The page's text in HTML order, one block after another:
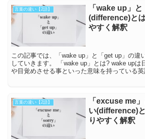
言葉の違い【2語】
「wake up」
(difference)と
やすく解釈
この記事では、「wake up」と「get up」の違
していきます。 「wake up」とは? wake upは日本語で、目を覚ます
や目覚めさせる事といった意味を持っている英
言葉の違い【2語】
「excuse me
い(difference)
りやすく解釈